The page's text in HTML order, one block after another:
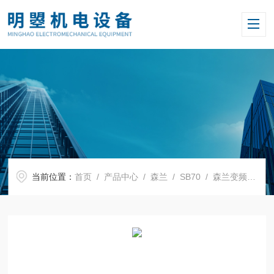
当前位置：首页 / 产品中心 /森兰 / SB70 / 森兰变频器SB70G800T4